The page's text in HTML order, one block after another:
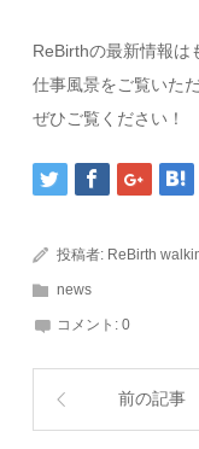
ReBirthの最新情報は
仕事風景をご覧いた
ぜひご覧ください！
投稿者: ReBirth
news
コメント:0
前の記事